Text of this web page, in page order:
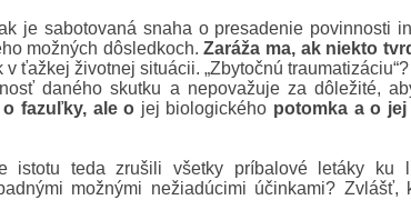
je sabotovaná snaha o presadenie povinnosti
možných dôsledkoch.Zaráža ma, ak niekto
v ťažkej životnej situácii. „Zbytočnú
daného skutku a nepovažuje za dôležité,
fazuľky, ale o jej biologického potomka a o jej
istotu teda zrušili všetky príbalové letáky ku
možnými nežiadúcimi účinkami?